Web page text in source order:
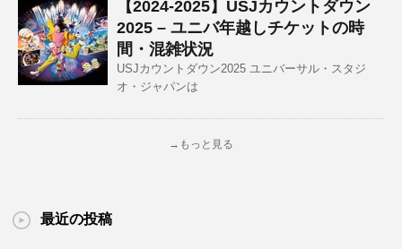
【2024-2025】USJカウントダウン
2025 – ユニバ年越しチケットの時
間・混雑状況
USJカウントダウン2025 ユニバーサル・スタジ
オ・ジャパンは
→もっと見る
最近の投稿